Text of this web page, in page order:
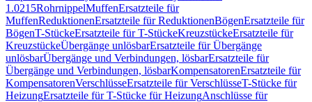
1.0215RohrnippelMuffenErsatzteile für
MuffenReduktionenErsatzteile für ReduktionenBögenErsatzteile für
BögenT-StückeErsatzteile für T-StückeKreuzstückeErsatzteile für
KreuzstückeÜbergänge unlösbarErsatzteile für Übergänge
unlösbarÜbergänge und Verbindungen, lösbarErsatzteile für
Übergänge und Verbindungen, lösbarKompensatorenErsatzteile für
KompensatorenVerschlüsseErsatzteile für VerschlüsseT-Stücke für
HeizungErsatzteile für T-Stücke für HeizungAnschlüsse für